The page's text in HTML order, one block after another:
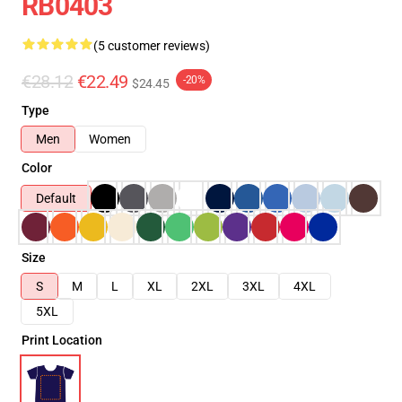
(5 customer reviews)
€28.12 €22.49 $24.45 -20%
Type
Men
Women
Color
Default
Size
S
M L XL 2XL 3XL
4XL
5XL
Print Location